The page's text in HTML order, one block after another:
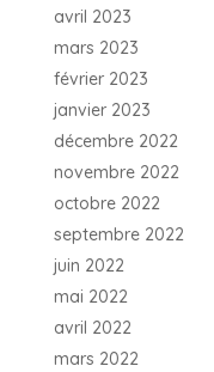
avril 2023
mars 2023
février 2023
janvier 2023
décembre 2022
novembre 2022
octobre 2022
septembre 2022
juin 2022
mai 2022
avril 2022
mars 2022